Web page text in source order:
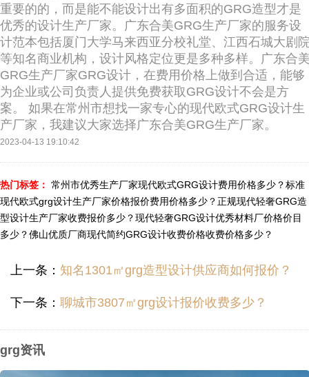
重要的的，而是能不能设计出有多面积的GRG造型才是
优秀的设计生产厂家。广东合美GRG生产厂家的服务设
计范本包括厦门大学马来西亚分校礼堂、江西石城大剧
等知名商业机构，设计风格定位更是多种多样。广东合
GRG生产厂家GRG设计，在费用价格上做到合适，能够
为企业或公司负责人提供免费获取GRG设计不会是方
案。 如果在常州市想找一家专心的现代欧式GRG设计生
产厂家，我建议大家选择广东合美GRG生产厂家。
2023-04-13 19:10:42
热门标签： 常州市优秀生产厂家现代欧式GRG设计费用价格多少？标准
现代欧式grg设计生产厂家价格报价费用价格多少？正规现代轻奢GRG造
型设计生产厂家收费报价多少？现代轻奢GRG设计优秀材料厂价格价目
多少？佛山优质厂商现代简约GRG设计收费价格收费价格多少？
上一条： 知名1301㎡grg造型设计供应商如何报价？
下一条： 聊城市3807㎡grg设计报价收费多少？
grg资讯